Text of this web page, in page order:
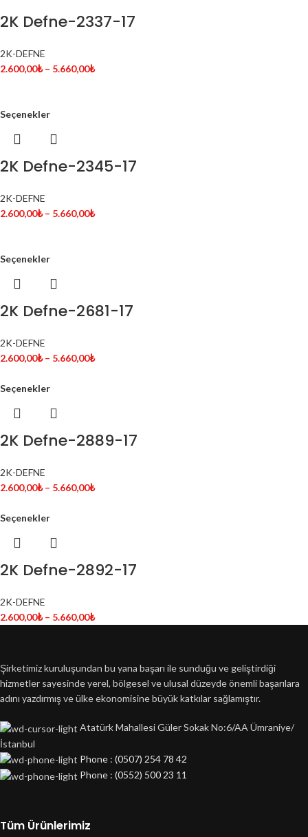
2K Defne-2337-17
2K-DEFNE
2.600,00₺ – 5.660,00₺
Seçenekler
2K Defne-2345-17
2K-DEFNE
2.600,00₺ – 5.660,00₺
Seçenekler
2K Defne-2681-17
2K-DEFNE
2.600,00₺ – 5.660,00₺
Seçenekler
2K Defne-2889-17
2K-DEFNE
2.600,00₺ – 5.660,00₺
Seçenekler
2K Defne-2892-17
2K-DEFNE
2.600,00₺ – 5.660,00₺
Şirketimiz kuruluşundan bu yana başarı ile sunduğu ve geliştirdiği
hizmetler sayesinde yerel, bölgesel ve ulusal düzeyde önemli başarılara
adını yazdırmış ve ülke ekonomisine büyük katkılar sağlamıştır.
Atatürk Mahallesi Güler Sokak No:6/AA Ümraniye/
İstanbul
Phone : (0507) 254 78 42
Phone : (0552) 500 23 11
Tüm Ürünlerimiz